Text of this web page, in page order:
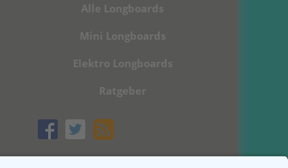
Alle Longboards
Mini Longboards
Elektro Longboards
Ratgeber